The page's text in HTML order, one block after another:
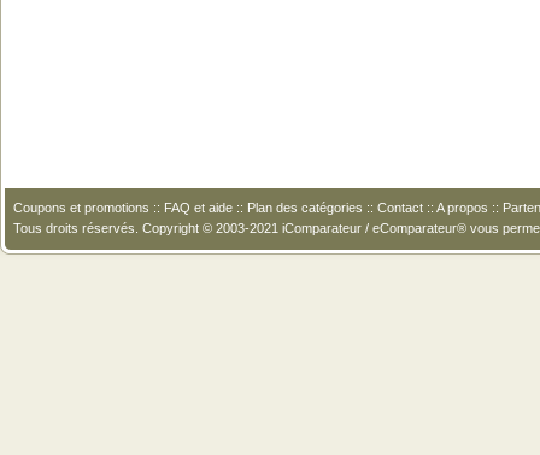
Coupons et promotions :: FAQ et aide :: Plan des catégories :: Contact :: A propos ::
Tous droits réservés. Copyright © 2003-2021 iComparateur / eComparateur® vous